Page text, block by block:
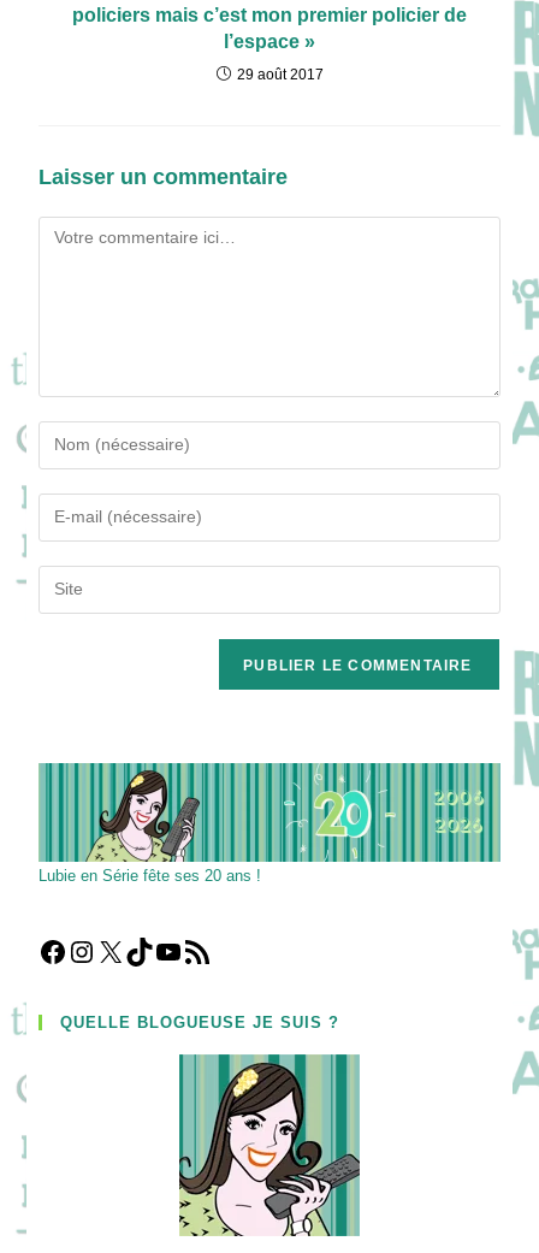
policiers mais c’est mon premier policier de
l’espace »
29 août 2017
Laisser un commentaire
Comment
Enter
your
name
comment
Enter
your
email
address
Saisir
l’URL
Lubie en Série fête ses 20 ans !
Facebook
Instagram
X TikTokYouTube
Flux RSS
QUELLE BLOGUEUSE JE SUIS ?